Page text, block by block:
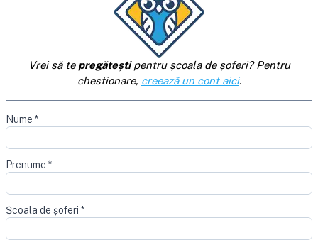
Vrei să te pregăteștipentru școala de șoferi? Pentru
chestionare, creează un cont aici.
Nume *
Prenume *
Școala de șoferi *